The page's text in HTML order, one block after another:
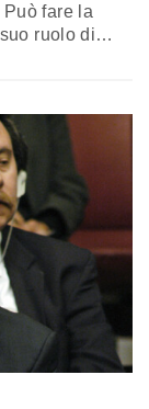
Può fare la
ruolo di